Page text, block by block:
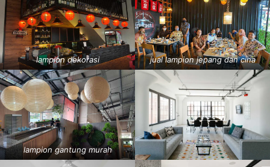
lampion dekorasi jual lampion jepang dan cina
lampion gantung murah